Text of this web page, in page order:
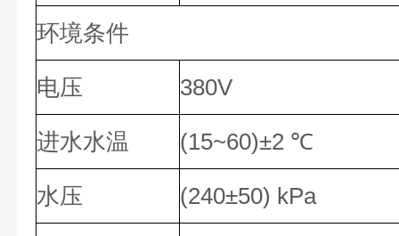
环境条件
电压 380V
进水水温 (15~60)±2 ℃
水压 (240±50) kPa